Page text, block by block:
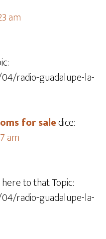
am
radio-guadalupe-la-
for saledice:
am
to that Topic:
radio-guadalupe-la-